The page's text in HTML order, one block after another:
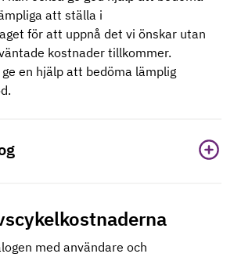
att ställa i
för att uppnå det vi önskar utan
kostnader tillkommer.
en hjälp att bedöma lämplig
med användare och